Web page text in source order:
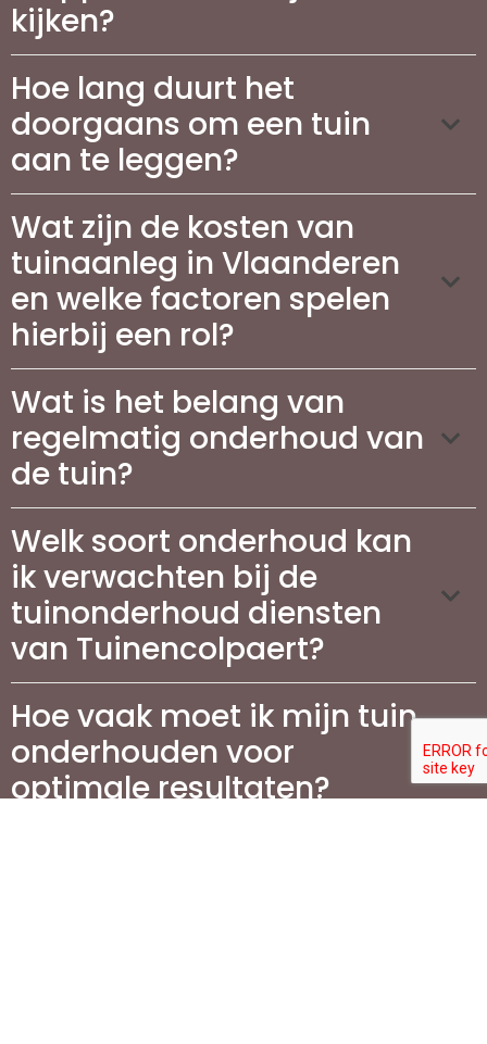
kijken?
Hoe lang duurt het
doorgaans om een tuin
aan te leggen?
Wat zijn de kosten van
tuinaanleg in Vlaanderen
en welke factoren spelen
hierbij een rol?
Wat is het belang van
regelmatig onderhoud van
de tuin?
Welk soort onderhoud kan
ik verwachten bij de
tuinonderhoud diensten
van Tuinencolpaert?
Hoe vaak moet ik mijn tuin
onderhouden voor
optimale resultaten?